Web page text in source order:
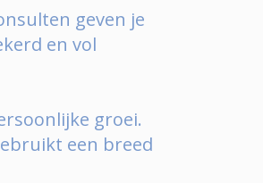
geven je
en vol
groei.
een breed